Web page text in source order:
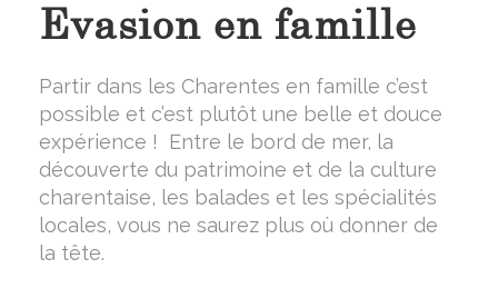
Evasion en famille
Partir dans les Charentes en famille c’est
possible et c’est plutôt une belle et douce
expérience ! Entre le bord de mer, la
découverte du patrimoine et de la culture
charentaise, les balades et les spécialités
locales, vous ne saurez plus où donner de
la tête.